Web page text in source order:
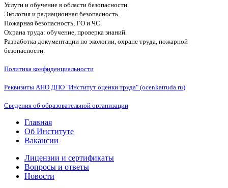
Услуги и обучение в области безопасности.
Экология и радиационная безопасность.
Пожарная безопасность, ГО и ЧС.
Охрана труда: обучение, проверка знаний.
Разработка документации по экологии, охране труда, пожарной
безопасности.
Политика конфиденциальности
Реквизиты АНО ДПО "Институт оценки труда" (ocenkatruda.ru)
Сведения об образовательной организации
Главная
Об Институте
Вакансии
Лицензии и сертификаты
Вопросы и ответы
Новости